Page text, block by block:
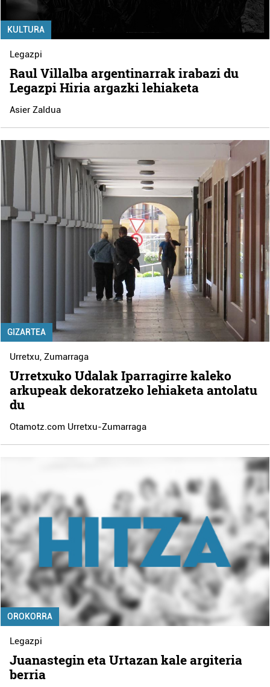
KULTURA
Legazpi
Raul Villalba argentinarrak irabazi du
Legazpi Hiria argazki lehiaketa
Asier Zaldua
GIZARTEA
Urretxu,Zumarraga
Urretxuko Udalak Iparragirre kaleko
arkupeak dekoratzeko lehiaketa antolatu
du
Otamotz.com Urretxu-Zumarraga
OROKORRA
Legazpi
Juanastegin eta Urtazan kale argiteria
berria